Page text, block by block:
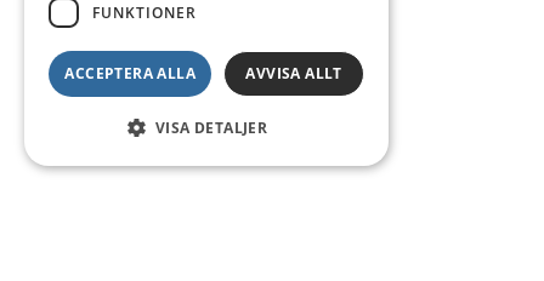
FUNKTIONER
ACCEPTERA ALLA AVVISA ALLT
VISA DETALJER